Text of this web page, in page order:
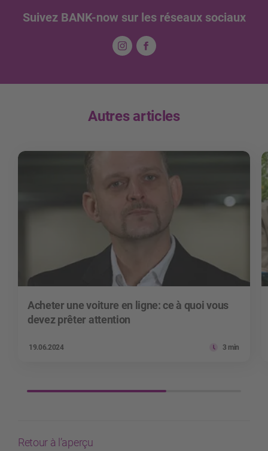
Suivez BANK-now sur les réseaux sociaux
Autres articles
Acheter une voiture en ligne: ce à quoi vous
devez prêter attention
19.06.2024 3 min
Retour à l’aperçu